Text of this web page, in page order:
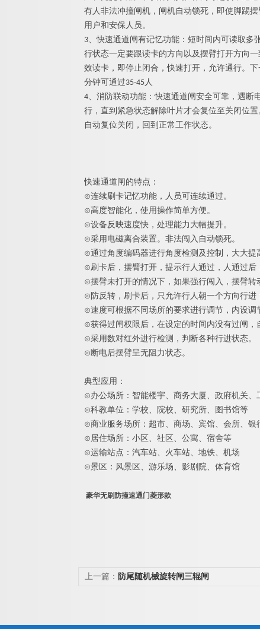
有人非法冲撞闸机，闸机自动锁死，即使脚踢
用户和安保人员。
3、快速通道闸有记忆功能：短时间内可读取多
行状态一定要跟读卡的方向以及摆臂打开方向
效读卡，即停止闭合，快速打开，允许通行。
分钟可通过35-45人
4、消防联动功能：快速通道闸安全可靠，遇断
行，直到紧急状态解除叶片才会复位至关闭位
自动复位关闭，回到正常工作状态。
快速通道闸 的特点：
⊙连续刷卡记忆功能，人员可连续通过。
⊙高度智能化，使用操作简单方便。
⊙设备反映速度快，处理能力大幅提升。
⊙采用电磁离合装置。非法闯入自动锁死。
⊙通过角度编码器进行角度检测及控制，大大提
⊙刷卡后，摆臂打开，提示行人通过，人通过后
⊙摆臂未打开的情况下，如果强行闯入，摆臂
⊙ 防反转，刷卡后，只允许行人朝一个方向行
⊙速度可根据不同场所的要求进行调节，内设调
⊙获得过闸权限后，在设定的时间内没有过闸，
⊙采用数对红外进行检测，判断各种行进状态。
⊙断电后摆臂呈无阻力状态。
典型应用：
⊙办公场所：智能楼宇、商务大厦、政府机关、
⊙科教单位：学校、院校、研究所、图书馆等
⊙商业服务场所：超市、商场、宾馆、会所、银
⊙居住场所：小区、社区、公寓、宿舍等
⊙运输站点：汽车站、火车站、地铁、机场
⊙景区：风景区、游乐场、影剧院、体育馆
豪华无刷防撞速通门菱形款
上一篇： 防尾随机械旋转闸三辊闸